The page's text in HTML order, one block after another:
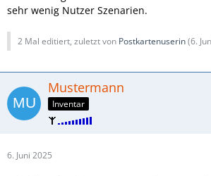
sehr wenig Nutzer Szenarien.
2 Mal editiert, zuletzt von Postkartenuserin(6.
Mustermann
Inventar
6. Juni 2025